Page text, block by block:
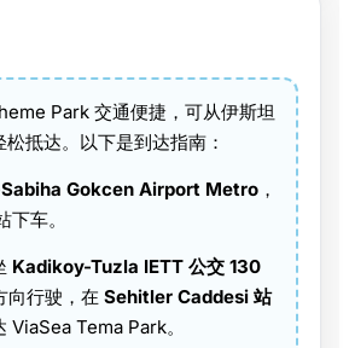
Park 交通便捷，可从伊斯坦
抵达。以下是到达指南：
Gokcen Airport Metro ，
车。
Kadikoy-Tuzla IETT 公交 130
向行驶，在 Sehitler Caddesi 站
ViaSea Tema Park。